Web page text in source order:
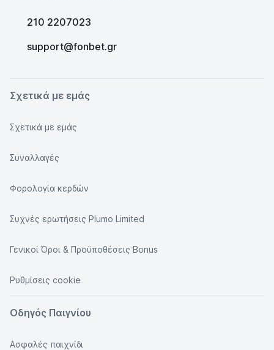
210 2207023
support@fonbet.gr
Σχετικά με εμάς
Σχετικά με εμάς
Συναλλαγές
Φορολογία κερδών
Συχνές ερωτήσεις Plumo Limited
Γενικοί Όροι & Προϋποθέσεις Bonus
Ρυθμίσεις cookie
Οδηγός Παιγνίου
Ασφαλές παιχνίδι